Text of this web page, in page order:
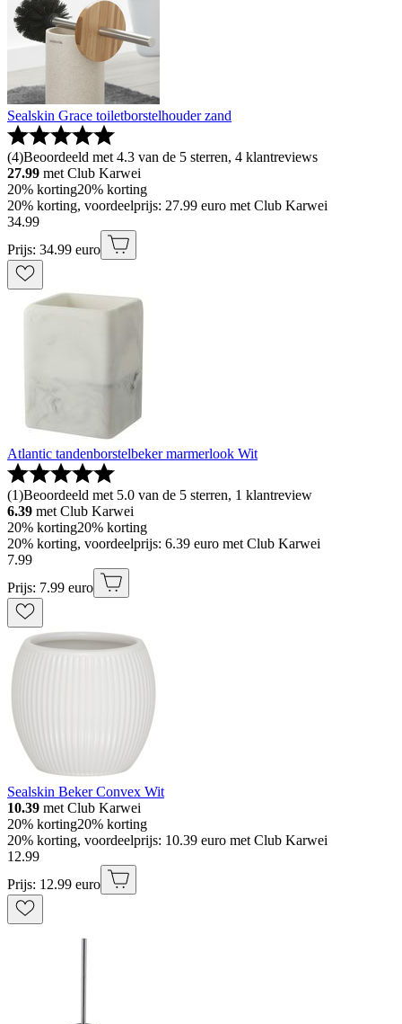
Sealskin Grace toiletborstelhouder zand
(4)Beoordeeld met 4.3 van de 5 sterren, 4 klantreviews
27.99 met Club Karwei
20% korting20% korting
20% korting, voordeelprijs: 27.99 euro met Club Karwei
34.99
Prijs: 34.99 euro
Atlantic tandenborstelbeker marmerlook Wit
(1)Beoordeeld met 5.0 van de 5 sterren, 1 klantreview
6.39 met Club Karwei
20% korting20% korting
20% korting, voordeelprijs: 6.39 euro met Club Karwei
7.99
Prijs: 7.99 euro
Sealskin Beker Convex Wit
10.39 met Club Karwei
20% korting20% korting
20% korting, voordeelprijs: 10.39 euro met Club Karwei
12.99
Prijs: 12.99 euro